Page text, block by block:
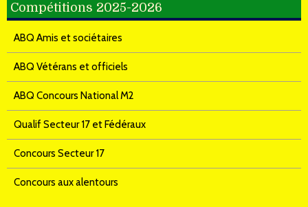
Compétitions 2025-2026
ABQ Amis et sociétaires
ABQ Vétérans et officiels
ABQ Concours National M2
Qualif Secteur 17 et Fédéraux
Concours Secteur 17
Concours aux alentours